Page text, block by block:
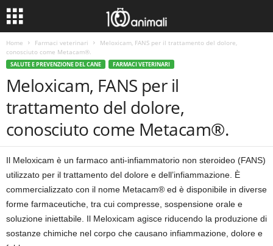
Home Farmaci veterinari
Meloxicam, FANS per il trattamento del dolore,
conosciuto come Metacam®.
SALUTE E PREVENZIONE DEL CANE FARMACI VETERINARI
Meloxicam, FANS per il
trattamento del dolore,
conosciuto come Metacam®.
Il Meloxicam è un farmaco anti-infiammatorio non steroideo (FANS)
utilizzato per il trattamento del dolore e dell’infiammazione. È
commercializzato con il nome Metacam® ed è disponibile in diverse
forme farmaceutiche, tra cui compresse, sospensione orale e
soluzione iniettabile. Il Meloxicam agisce riducendo la produzione di
sostanze chimiche nel corpo che causano infiammazione, dolore e